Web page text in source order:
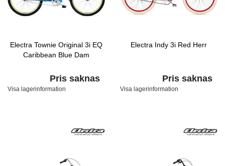
Electra Townie Original 3i EQ
Caribbean Blue Dam
Pris saknas
Visa lagerinformation
Electra Indy 3i Red Herr
Pris saknas
Visa lagerinformation